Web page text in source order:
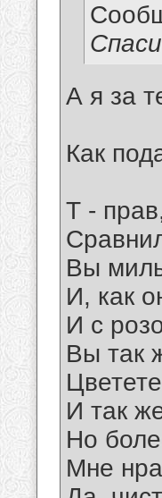
А я за
Как
Т -
Вы
И, как
И с
Вы так
И так
Но
Мне